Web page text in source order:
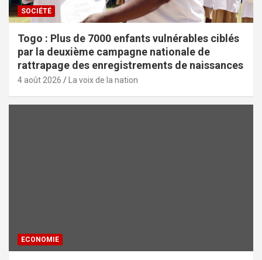
SOCIÉTÉ
Togo : Plus de 7000 enfants vulnérables ciblés
par la deuxième campagne nationale de
rattrapage des enregistrements de naissances
4 août 2026 La voix de la nation
ECONOMIE